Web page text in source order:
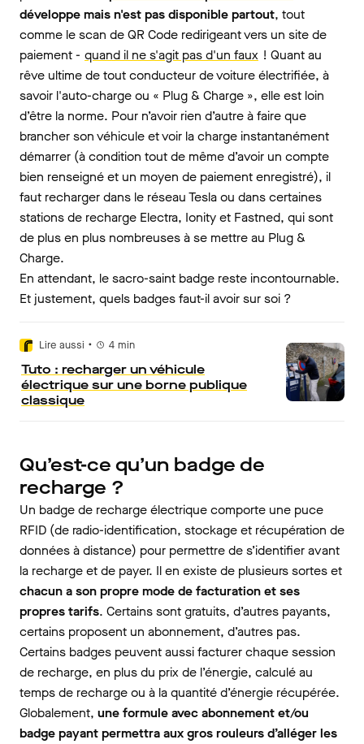
développe mais n'est pas disponible partout, tout
comme le scan de QR Code redirigeant vers un site de
paiement - quand il ne s'agit pas d'un faux ! Quant au
rêve ultime de tout conducteur de voiture électrifiée, à
savoir l'auto-charge ou « Plug & Charge », elle est loin
d’être la norme. Pour n’avoir rien d’autre à faire que
brancher son véhicule et voir la charge instantanément
démarrer (à condition tout de même d’avoir un compte
bien renseigné et un moyen de paiement enregistré), il
faut recharger dans le réseau Tesla ou dans certaines
stations de recharge Electra, Ionity et Fastned, qui sont
de plus en plus nombreuses à se mettre au Plug &
Charge.
En attendant, le sacro-saint badge reste incontournable.
Et justement, quels badges faut-il avoir sur soi ?
Lire aussi • 4 min
Tuto : recharger un véhicule
électrique sur une borne publique
classique
Qu’est-ce qu’un badge de
recharge ?
Un badge de recharge électrique comporte une puce
RFID (de radio-identification, stockage et récupération de
données à distance) pour permettre de s’identifier avant
la recharge et de payer. Il en existe de plusieurs sortes et
chacun a son propre mode de facturation et ses
propres tarifs. Certains sont gratuits, d’autres payants,
certains proposent un abonnement, d’autres pas.
Certains badges peuvent aussi facturer chaque session
de recharge, en plus du prix de l’énergie, calculé au
temps de recharge ou à la quantité d’énergie récupérée.
Globalement, une formule avec abonnement et/ou
badge payant permettra aux gros rouleurs d’alléger les